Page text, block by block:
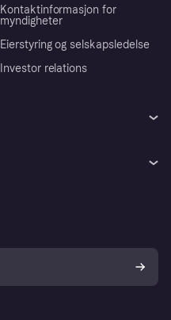
Kontaktinformasjon for
myndigheter
Eierstyring og selskapsledelse
Investor relations